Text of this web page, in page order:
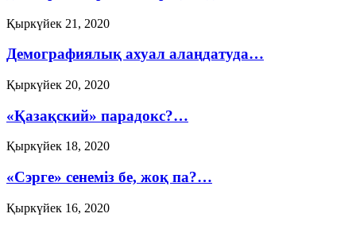
Қыркүйек 21, 2020
Демографиялық ахуал алаңдатуда…
Қыркүйек 20, 2020
«Қазақский» парадокс?…
Қыркүйек 18, 2020
«Сэрге» сенеміз бе, жоқ па?…
Қыркүйек 16, 2020